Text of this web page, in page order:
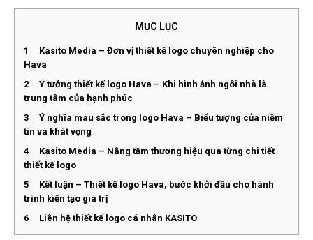
MỤC LỤC
1
Kasito Media – Đơn vị thiết kế logo chuyên nghiệp cho
Hava
2
Ý tưởng thiết kế logo Hava – Khi hình ảnh ngôi nhà là
trung tâm của hạnh phúc
3
Ý nghĩa màu sắc trong logo Hava – Biểu tượng của niềm
tin và khát vọng
4
Kasito Media – Nâng tầm thương hiệu qua từng chi tiết
thiết kế logo
5
Kết luận – Thiết kế logo Hava, bước khởi đầu cho hành
trình kiến tạo giá trị
6
Liên hệ thiết kế logo cá nhân KASITO